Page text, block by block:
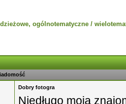
ogólnotematyczne /
Dobry fotogra
Niedługo moja